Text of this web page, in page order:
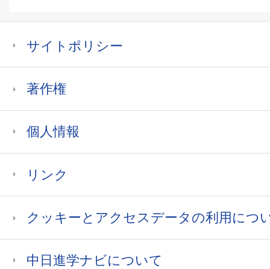
サイトポリシー
著作権
個人情報
リンク
クッキーとアクセスデータの利用につ
中日進学ナビについて